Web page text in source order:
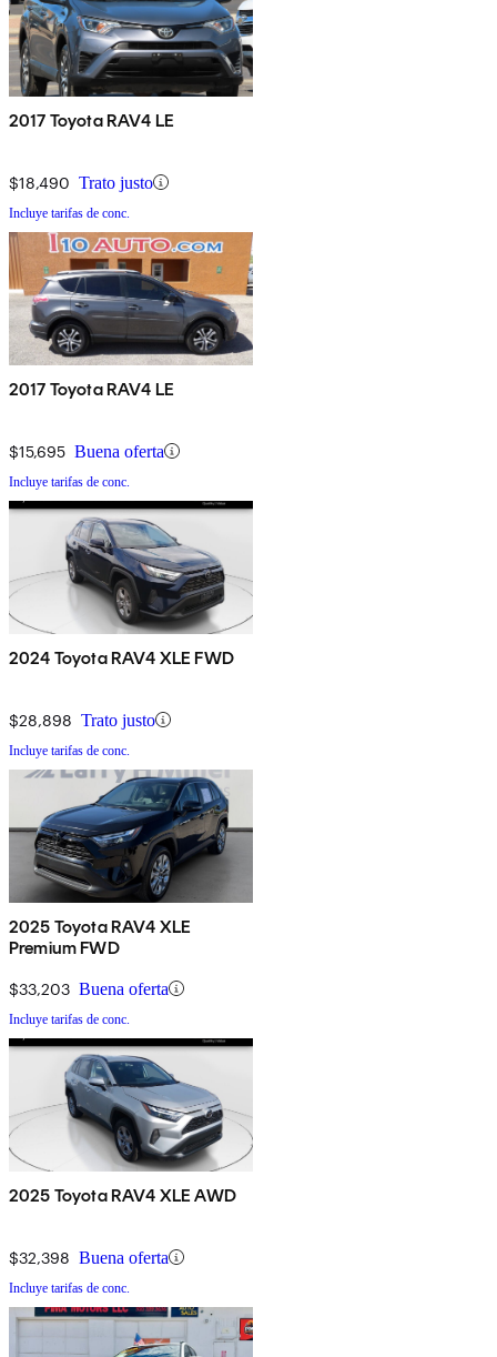
2017 Toyota RAV4 LE
$18,490 Trato justo
Incluye tarifas de conc.
2017 Toyota RAV4 LE
$15,695 Buena oferta
Incluye tarifas de conc.
2024 Toyota RAV4 XLE FWD
$28,898 Trato justo
Incluye tarifas de conc.
2025 Toyota RAV4 XLE
Premium FWD
$33,203 Buena oferta
Incluye tarifas de conc.
2025 Toyota RAV4 XLE AWD
$32,398 Buena oferta
Incluye tarifas de conc.